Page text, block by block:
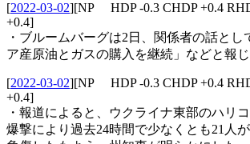
[2022-03-02][NP HDP -0.3 CHDP +0.4
+0.4]
・ブルームバーグは2日、関係者の話とし
ア産原油とガスの購入を継続」などと報じ
[2022-03-02][NP HDP -0.3 CHDP +0.4
+0.4]
・報道によると、ウクライナ東部のハリ
爆撃により過去24時間で少なくとも21人